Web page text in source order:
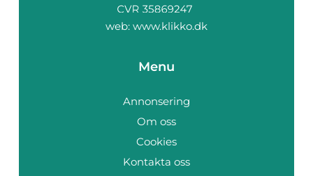
web: www.klikko.dk
Menu
Annonsering
Om oss
Cookies
Kontakta oss